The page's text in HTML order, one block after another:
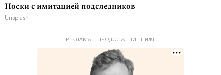
Носки с имитацией подследников
Unsplash
РЕКЛАМА – ПРОДОЛЖЕНИЕ НИЖЕ